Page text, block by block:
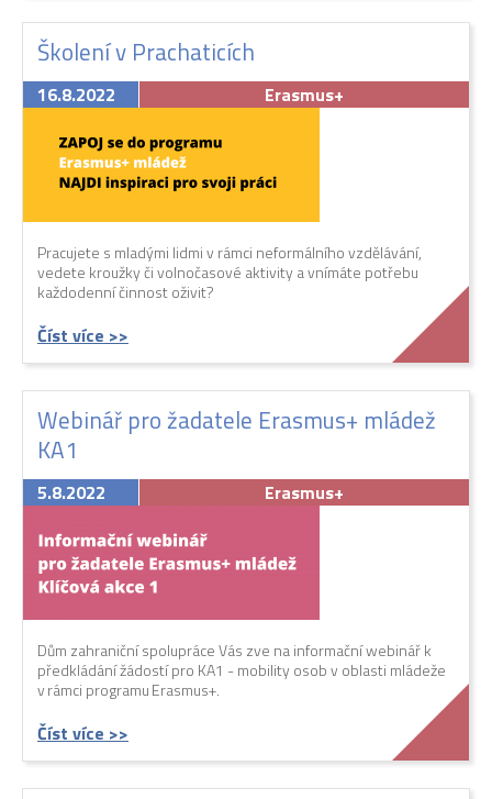
Školení v Prachaticích
16.8.2022 Erasmus+
Pracujete s mladými lidmi v rámci neformálního vzdělávání,
vedete kroužky či volnočasové aktivity a vnímáte potřebu
každodenní činnost oživit?
Číst více >>
Webinář pro žadatele Erasmus+ mládež
KA1
5.8.2022 Erasmus+
Dům zahraniční spolupráce Vás zve na informační webinář k
předkládání žádostí pro KA1 - mobility osob v oblasti mládeže
v rámci programu Erasmus+.
Číst více >>